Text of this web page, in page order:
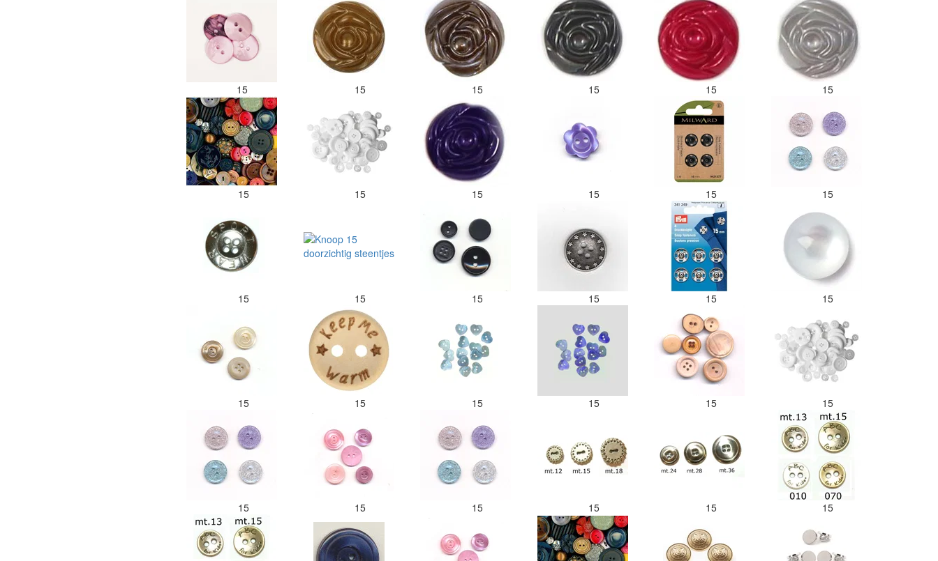
15 15 15 15 15 15
15 15 15 15 15 15
15 15 15 15 15 15
15 15 15 15 15 15
15 15 15 15 15 15